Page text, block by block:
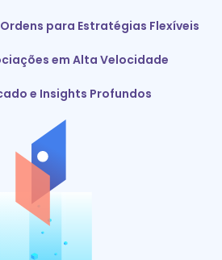
para Estratégias Flexíveis
em Alta Velocidade
e Insights Profundos